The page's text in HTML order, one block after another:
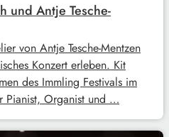
und Antje Tesche-
von Antje Tesche-Mentzen
Konzert erleben. Kit
des Immling Festivals im
Pianist, Organist und …